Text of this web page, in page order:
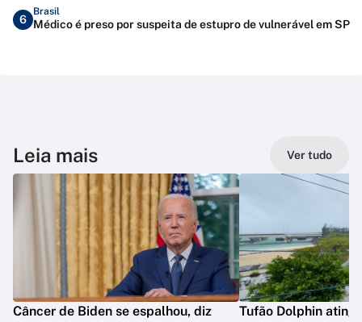
6
Brasil
Médico é preso por suspeita de estupro de vulnerável em SP
Leia mais Ver tudo
Câncer de Biden se espalhou, diz
Tufão Dolphin